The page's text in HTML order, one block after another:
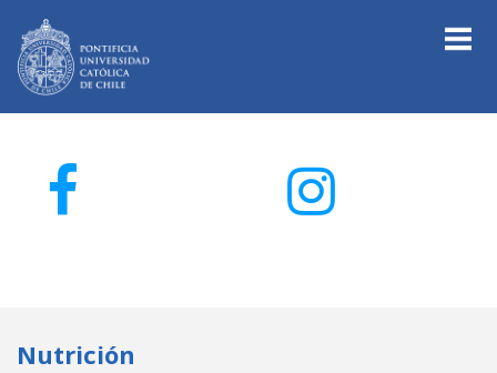
Nutrición